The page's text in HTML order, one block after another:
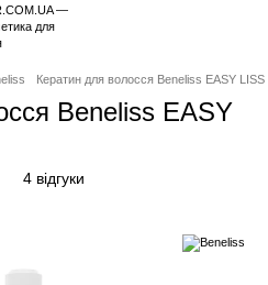
Кератин для волосся Beneliss EASY
Beneliss EASY
4 відгуки